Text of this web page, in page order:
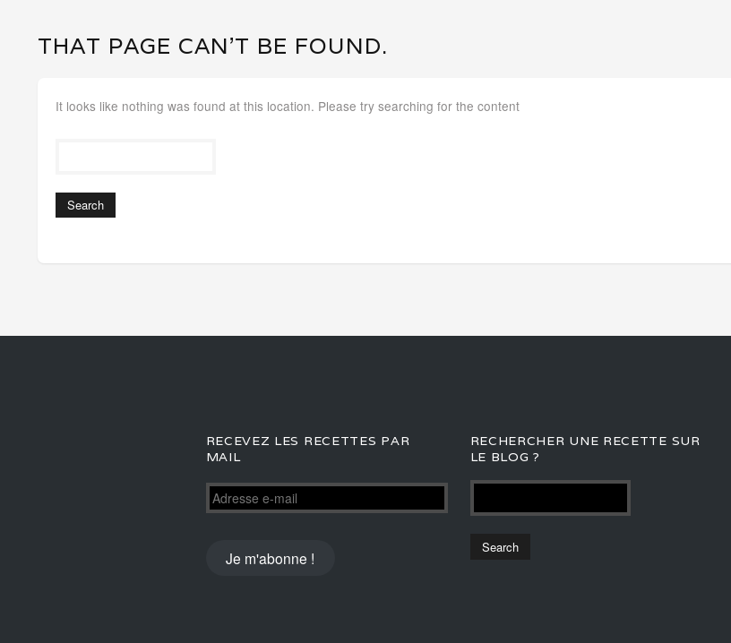
THAT PAGE CAN’T BE FOUND.
It looks like nothing was found at this location. Please try searching for the content
RECEVEZ LES RECETTES PAR
MAIL
Adresse
e-
Je m'abonne !
RECHERCHER UNE RECETTE SUR
LE BLOG ?